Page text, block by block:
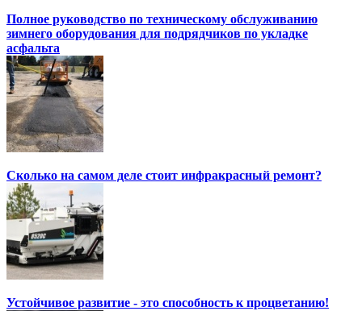
Полное руководство по техническому обслуживанию
зимнего оборудования для подрядчиков по укладке
асфальта
Сколько на самом деле стоит инфракрасный ремонт?
Устойчивое развитие - это способность к процветанию!